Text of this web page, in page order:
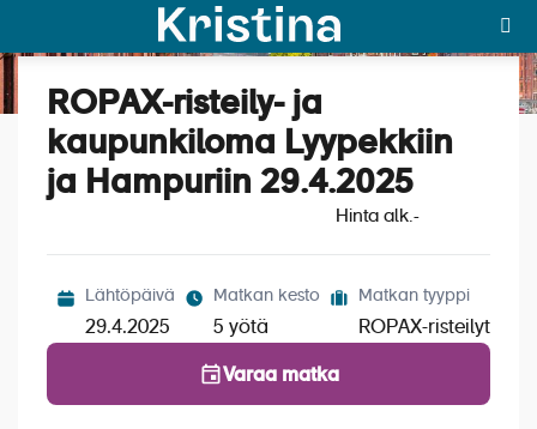
MAJAKKA-portaali
Yksin matkalle?
Suosikit
OTA YHTEYTTÄ
Katso kuvat (4)
ROPAX-risteily- ja
kaupunkiloma Lyypekkiin
ja Hampuriin 29.4.2025
Hinta alk.-
Lähtöpäivä
29.4.2025
Matkan kesto
5 yötä
Matkan tyyppi
ROPAX-risteilyt
Varaa matka